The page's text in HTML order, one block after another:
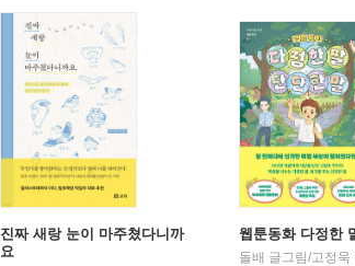
진짜 새랑 눈이 마주쳤다니까
요
웹툰동화 다정한
돌배 글그림/고정욱